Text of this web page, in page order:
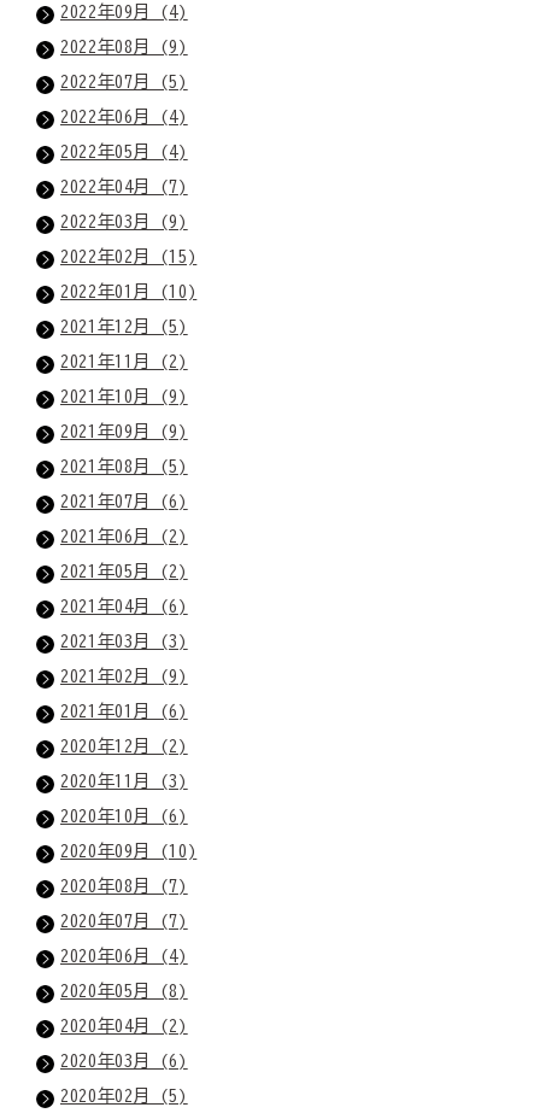
2022年09月 (4)
2022年08月 (9)
2022年07月 (5)
2022年06月 (4)
2022年05月 (4)
2022年04月 (7)
2022年03月 (9)
2022年02月 (15)
2022年01月 (10)
2021年12月 (5)
2021年11月 (2)
2021年10月 (9)
2021年09月 (9)
2021年08月 (5)
2021年07月 (6)
2021年06月 (2)
2021年05月 (2)
2021年04月 (6)
2021年03月 (3)
2021年02月 (9)
2021年01月 (6)
2020年12月 (2)
2020年11月 (3)
2020年10月 (6)
2020年09月 (10)
2020年08月 (7)
2020年07月 (7)
2020年06月 (4)
2020年05月 (8)
2020年04月 (2)
2020年03月 (6)
2020年02月 (5)